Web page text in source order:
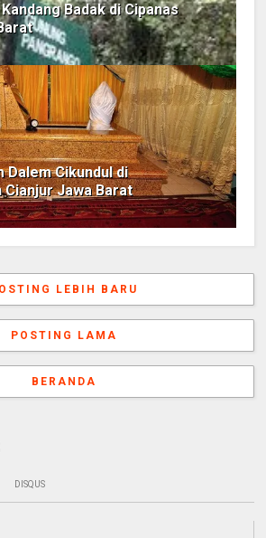
Badak di Cipanas
Dalem Cikundul di
Cianjur Jawa Barat
LEBIH BARU
POSTING LAMA
BERANDA
DISQUS